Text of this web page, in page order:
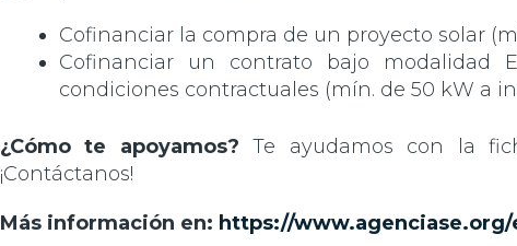
Cofinanciar la compra de un proyecto solar
Cofinanciar un contrato bajo modalidad
condiciones contractuales (mín. de 50 kW a
¿Cómo te apoyamos? Te ayudamos con la
¡Contáctanos!
Más información en: https://